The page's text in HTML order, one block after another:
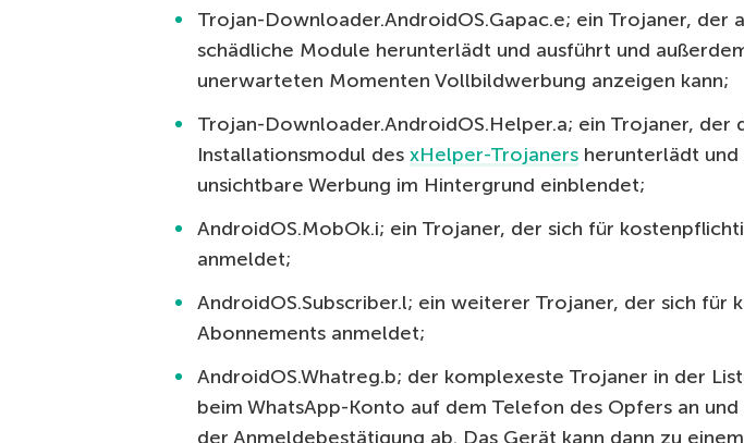
Trojan-Downloader.AndroidOS.Gapac.e; ein Trojaner, der
schädliche Module herunterlädt und ausführt und
unerwarteten Momenten Vollbildwerbung anzeigen kann;
Trojan-Downloader.AndroidOS.Helper.a; ein Trojaner, der
Installationsmodul des xHelper-Trojaners herunterlädt und
unsichtbare Werbung im Hintergrund einblendet;
AndroidOS.MobOk.i; ein Trojaner, der sich für
anmeldet;
AndroidOS.Subscriber.l; ein weiterer Trojaner, der sich für
Abonnements anmeldet;
AndroidOS.Whatreg.b; der komplexeste Trojaner in der
beim WhatsApp-Konto auf dem Telefon des Opfers an
der Anmeldebestätigung ab. Das Gerät kann dann zu